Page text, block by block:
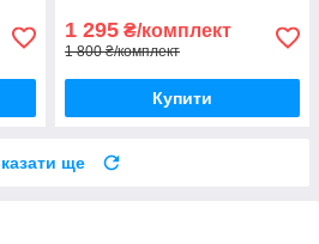
1 295 ₴/комплект
1 800 ₴/комплект
Купити
ще